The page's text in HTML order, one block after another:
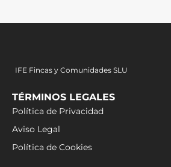
IFE Fincas y Comunidades SLU
TÉRMINOS LEGALES
Política de Privacidad
Aviso Legal
Política de Cookies